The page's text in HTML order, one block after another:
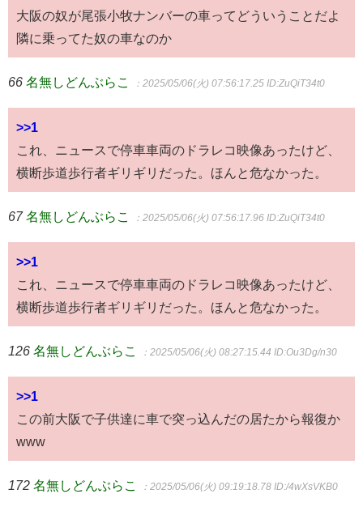
大阪の奴が尾張小牧ナンバーの車ってどういうことだよ
隣に乗ってた奴の車なのか
66 名無しどんぶらこ ：2025/05/06(火) 07:56:17.25 ID:ZuQiT34t0
>>1
これ、ニュースで停車車両のドラレコ映像あったけど、
横断歩道歩行者ギリギリだった。ほんと危なかった。
67 名無しどんぶらこ ：2025/05/06(火) 07:56:17.96 ID:ZuQiT34t0
>>1
これ、ニュースで停車車両のドラレコ映像あったけど、
横断歩道歩行者ギリギリだった。ほんと危なかった。
126 名無しどんぶらこ ：2025/05/06(火) 08:27:15.44 ID:Ou3Dg/n30
>>1
この前大阪で子供達に車で突っ込んだの居たから報復か
www
172 名無しどんぶらこ ：2025/05/06(火) 09:19:18.78 ID:/4wXsVKB0